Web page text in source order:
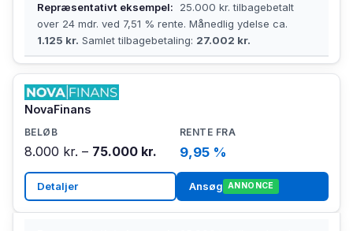
Repræsentativt eksempel:
25.000 kr. tilbagebetalt
over 24 mdr. ved 7,51 % rente. Månedlig ydelse ca.
1.125 kr. Samlet tilbagebetaling: 27.002 kr.
NovaFinans
8.000 kr. – 75.000 kr. 9,95 %
Detaljer Ansøg ANNONCE